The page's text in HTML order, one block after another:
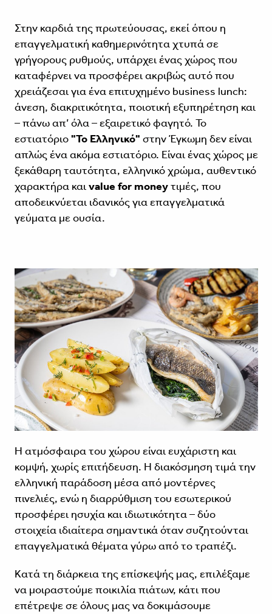
Στην καρδιά της πρωτεύουσας, εκεί όπου η
επαγγελματική καθημερινότητα χτυπά σε
γρήγορους ρυθμούς, υπάρχει ένας χώρος που
καταφέρνει να προσφέρει ακριβώς αυτό που
χρειάζεσαι για ένα επιτυχημένο business lunch:
άνεση, διακριτικότητα, ποιοτική εξυπηρέτηση και
– πάνω απ’ όλα – εξαιρετικό φαγητό. Το
εστιατόριο"Το Ελληνικό" στην Έγκωμη δεν είναι
απλώς ένα ακόμα εστιατόριο. Είναι ένας χώρος με
ξεκάθαρη ταυτότητα, ελληνικό χρώμα, αυθεντικό
χαρακτήρα καιvalue for moneyτιμές, που
αποδεικνύεται ιδανικός για επαγγελματικά
γεύματα με ουσία.
Η ατμόσφαιρα του χώρου είναι ευχάριστη και
κομψή, χωρίς επιτήδευση. Η διακόσμηση τιμά την
ελληνική παράδοση μέσα από μοντέρνες
πινελιές, ενώ η διαρρύθμιση του εσωτερικού
προσφέρει ησυχία και ιδιωτικότητα – δύο
στοιχεία ιδιαίτερα σημαντικά όταν συζητούνται
επαγγελματικά θέματα γύρω από το τραπέζι.
Κατά τη διάρκεια της επίσκεψής μας, επιλέξαμε
να μοιραστούμε ποικιλία πιάτων, κάτι που
επέτρεψε σε όλους μας να δοκιμάσουμε